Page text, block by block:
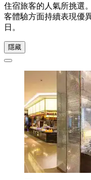
住宿旅客的人氣所挑選
客體驗方面持續表現優
日 。
隱藏